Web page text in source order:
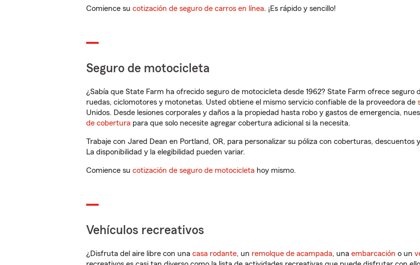
Comience su cotización de seguro de carros en línea. ¡Es rápido y sencillo!
Seguro de motocicleta
¿Sabía que State Farm ha ofrecido seguro de motocicleta desde 1962? State Farm ofrece
ruedas, ciclomotores y motonetas. Usted obtiene el mismo servicio confiable de la proveedora de
Unidos. Desde lesiones corporales y daños a la propiedad hasta robo y gastos de emergencia,
de cobertura para que solo necesite agregar cobertura adicional si la necesita.
Trabaje con Jared Dean en Portland, OR, para personalizar su póliza con coberturas,
La disponibilidad y la elegibilidad pueden variar.
Comience su cotización de seguro de motocicleta hoy mismo.
Vehículos recreativos
¿Disfruta del aire libre con una casa rodante, un remolque de acampada, una embarcación o un